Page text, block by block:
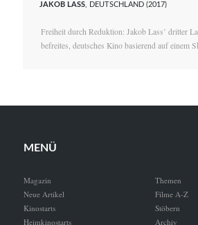
JAKOB LASS , DEUTSCHLAND (2017)
Freiheit durch Reduktion: Jakob Lass’ dritter
befreites, deutsches Kino basierend auf einem
MENÜ
Magazin
Neue Artikel
Kinostarts
Heimkinostarts
Themen
Filme A-Z
Stöbern
Archiv